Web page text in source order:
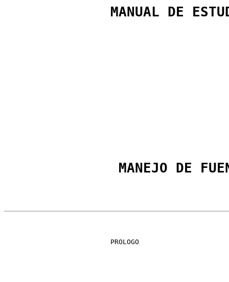
MANUAL DE
MANEJO DE
                          PROLOGO